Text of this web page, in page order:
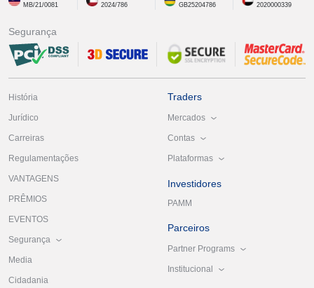
MB/21/0081
2024/786
GB25204786
2020000339
Segurança
História
Jurídico
Carreiras
Regulamentações
VANTAGENS
PRÊMIOS
EVENTOS
Segurança
Media
Cidadania
Traders
Mercados
Contas
Plataformas
Investidores
PAMM
Parceiros
Partner Programs
Institucional